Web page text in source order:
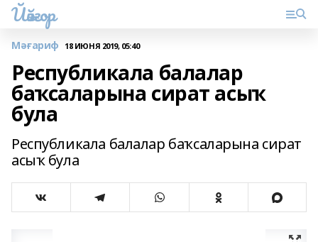
Йәйғор
Мәғариф 18 ИЮНЯ 2019, 05:40
Республикала балалар
баҡсаларына сират асыҡ
була
Республикала балалар баҡсаларына сират
асыҡ була